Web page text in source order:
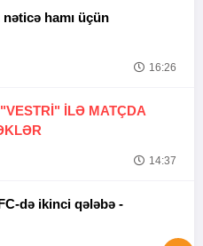
hamı üçün
16:26
"VESTRİ" İLƏ MATÇDA
14:37
Tofiq Musayevdən UFC-də ikinci qələbə -